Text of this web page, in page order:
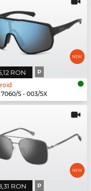
RON P
S - 003/5X
RON P